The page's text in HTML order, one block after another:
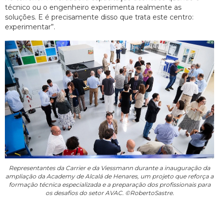
técnico ou o engenheiro experimenta realmente as
soluções. E é precisamente disso que trata este centro:
experimentar”.
Representantes da Carrier e da Viessmann durante a inauguração da
ampliação da Academy de Alcalá de Henares, um projeto que reforça a
formação técnica especializada e a preparação dos profissionais para
os desafios do setor AVAC. ©RobertoSastre.